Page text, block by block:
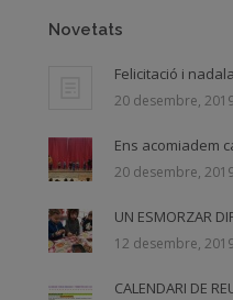
Novetats
Felicitació i
20 desembre,
Ens acomiadem
20 desembre,
UN ESMORZAR
12 desembre,
CALENDARI DE